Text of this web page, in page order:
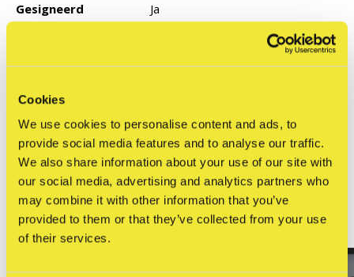
Cookies
We use cookies to personalise content and ads, to
provide social media features and to analyse our traffic.
We also share information about your use of our site with
our social media, advertising and analytics partners who
may combine it with other information that you’ve
provided to them or that they’ve collected from your use
of their services.
Gesigneerd
Ja
Reviews
0/ 5
Related articles